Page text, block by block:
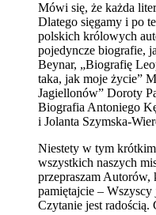
Mówi się, że każda
Dlatego sięgamy i po
polskich królowych
pojedyncze biografie,
Beynar, „Biografię
taka, jak moje życie”
Jagiellonów” Doroty
Biografia Antoniego
i Jolanta Szymska-
Niestety w tym
wszystkich naszych
przepraszam
pamiętajcie – Wszyscy
Czytanie jest radością.